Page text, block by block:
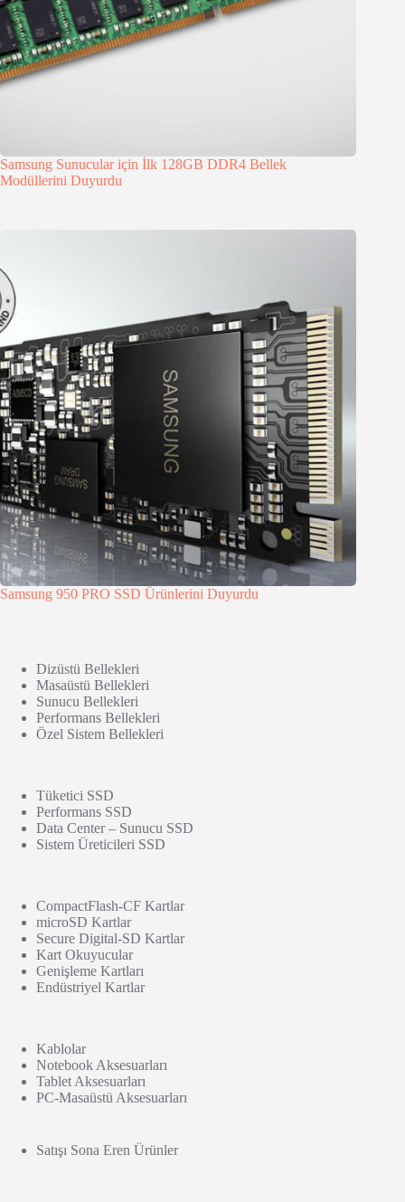
Samsung Sunucular için İlk 128GB DDR4 Bellek
Modüllerini Duyurdu
Samsung 950 PRO SSD Ürünlerini Duyurdu
Dizüstü Bellekleri
Masaüstü Bellekleri
Sunucu Bellekleri
Performans Bellekleri
Özel Sistem Bellekleri
Tüketici SSD
Performans SSD
Data Center – Sunucu SSD
Sistem Üreticileri SSD
CompactFlash-CF Kartlar
microSD Kartlar
Secure Digital-SD Kartlar
Kart Okuyucular
Genişleme Kartları
Endüstriyel Kartlar
Kablolar
Notebook Aksesuarları
Tablet Aksesuarları
PC-Masaüstü Aksesuarları
Satışı Sona Eren Ürünler